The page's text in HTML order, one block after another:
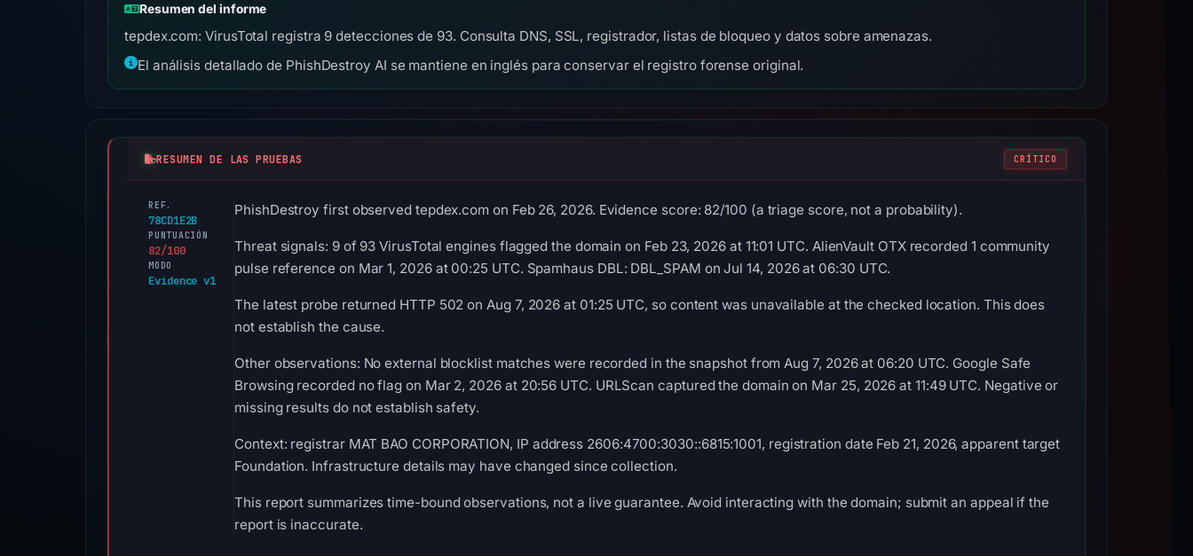
Resumen del informe
tepdex.com: VirusTotal registra 9 detecciones de 93. Consulta DNS, SSL, registrador, listas de bloqueo y datos sobre amenazas.
El análisis detallado de PhishDestroy AI se mantiene en inglés para conservar el registro forense original.
RESUMEN DE LAS PRUEBAS CRÍTICO
REF.
78CD1E2B
PUNTUACIÓN
82/100
MODO
Evidence v1
PhishDestroy first observed tepdex.com on Feb 26, 2026. Evidence score: 82/100 (a triage score, not a probability).
Threat signals: 9 of 93 VirusTotal engines flagged the domain on Feb 23, 2026 at 11:01 UTC. AlienVault OTX recorded 1 community
pulse reference on Mar 1, 2026 at 00:25 UTC. Spamhaus DBL: DBL_SPAM on Jul 14, 2026 at 06:30 UTC.
The latest probe returned HTTP 502 on Aug 7, 2026 at 01:25 UTC, so content was unavailable at the checked location. This does
not establish the cause.
Other observations: No external blocklist matches were recorded in the snapshot from Aug 7, 2026 at 06:20 UTC. Google Safe
Browsing recorded no flag on Mar 2, 2026 at 20:56 UTC. URLScan captured the domain on Mar 25, 2026 at 11:49 UTC. Negative or
missing results do not establish safety.
Context: registrar MAT BAO CORPORATION, IP address 2606:4700:3030::6815:1001, registration date Feb 21, 2026, apparent target
Foundation. Infrastructure details may have changed since collection.
This report summarizes time-bound observations, not a live guarantee. Avoid interacting with the domain; submit an appeal if the
report is inaccurate.